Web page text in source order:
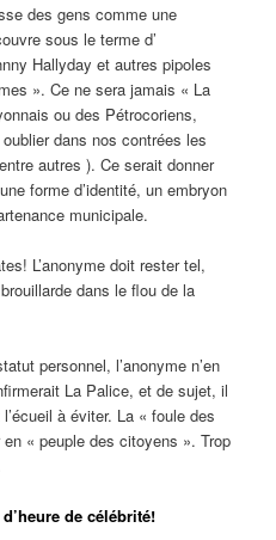
des gens comme une
sous le terme d’
Hallyday et autres pipoles
». Ce ne sera jamais « La
ou des Pétrocoriens,
dans nos contrées les
autres ). Ce serait donner
forme d’identité, un embryon
municipale.
L’anonyme doit rester tel,
dans le flou de la
personnel, l’anonyme n’en
La Palice, et de sujet, il
à éviter. La « foule des
« peuple des citoyens ». Trop
de célébrité!